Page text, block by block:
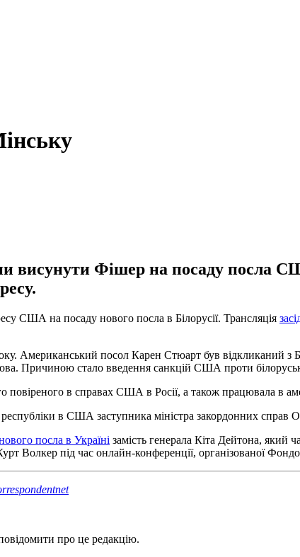
Фішер на посаду посла
США на посаду нового посла в Білорусії. Трансляція
посол Карен Стюарт був відкликаний з
Причиною стало введення санкцій США проти
в справах США в Росії, а також працювала в
в США заступника міністра закордонних справ
посла в Україні замість генерала Кіта Дейтона, який
Волкер під час онлайн-конференції, організованої
про це редакцію.